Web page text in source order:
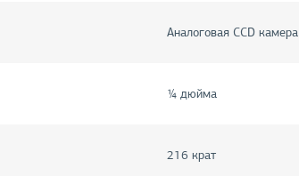
Аналоговая CCD камера
¼ дюйма
216 крат